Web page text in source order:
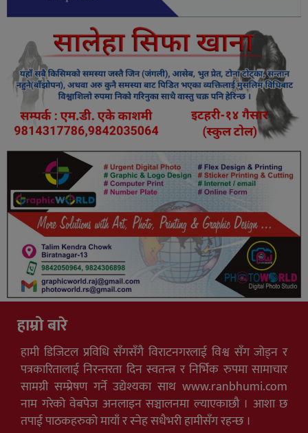
हाम्रो बारे
हामी डिजिटल प्रविधि सँगसँगै विराटनगरलाई विश्व सँग जोड्न र
पत्रकारितालाई निरन्तरता दिन स्वतन्त्र र निर्भिक रुपमा सामाचार
सामग्री सम्प्रेषण गर्ने उद्येश्यका साथ www.ranbhumi.com
नाम गरेको वेबपेज अनलाइन सञ्चालनमा ल्याएकाछौ । आशा छ
तपाई पाठकहरुको मायाँ र स्नेह सधैभरी हामीसँग रहन्छ ।